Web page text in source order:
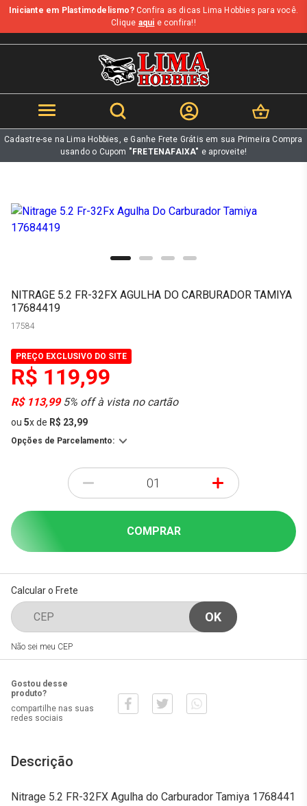
b
Iniciante em Plastimodelismo?Confira as dicas Lima Hobbies para você.
Clique aqui e confira!!
Cadastre-se na Lima Hobbies, e Ganhe Frete Grátis em sua Primeira Compra
usando o Cupom "FRETENAFAIXA" e aproveite!
NITRAGE 5.2 FR-32FX AGULHA DO CARBURADOR TAMIYA
17684419
17584
PREÇO EXCLUSIVO DO SITE
R$ 119,99
R$ 113,995% off à vista no cartão
ou 5xde R$ 23,99
Opções de Parcelamento:
- +
COMPRAR
Calcular o Frete
Não sei meu CEP
Gostou desse
produto?
compartilhe nas suas
redes sociais
Descrição
Nitrage 5.2 FR-32FX Agulha do Carburador Tamiya 1768441